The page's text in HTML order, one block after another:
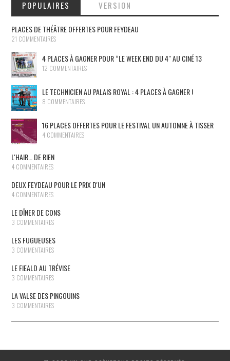
POPULAIRES
VERSION
PLACES DE THÉÂTRE OFFERTES POUR FEYDEAU
21 COMMENTAIRES
4 PLACES À GAGNER POUR “LE WEEK END DU 4″ AU CINÉ 13
12 COMMENTAIRES
LE TECHNICIEN AU PALAIS ROYAL : 4 PLACES À GAGNER !
8 COMMENTAIRES
16 PLACES OFFERTES POUR LE FESTIVAL UN AUTOMNE À TISSER
4 COMMENTAIRES
L'HAIR… DE RIEN
4 COMMENTAIRES
DEUX FEYDEAU POUR LE PRIX D'UN
4 COMMENTAIRES
LE DÎNER DE CONS
3 COMMENTAIRES
LES FUGUEUSES
3 COMMENTAIRES
LE FIEALD AU TRÉVISE
3 COMMENTAIRES
LA VALSE DES PINGOUINS
3 COMMENTAIRES